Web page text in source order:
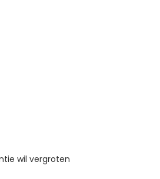
wil vergroten